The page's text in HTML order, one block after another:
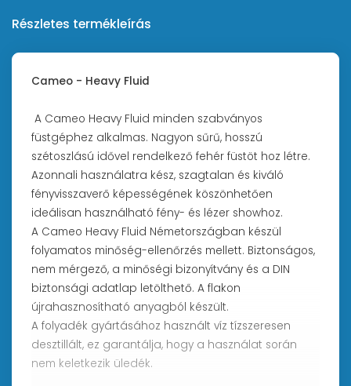
Részletes termékleírás
Cameo - Heavy Fluid
A Cameo Heavy Fluid minden szabványos
füstgéphez alkalmas. Nagyon sűrű, hosszú
szétoszlású idővel rendelkező fehér füstöt hoz létre.
Azonnali használatra kész, szagtalan és kiváló
fényvisszaverő képességének köszönhetően
ideálisan használható fény- és lézer showhoz.
A Cameo Heavy Fluid Németországban készül
folyamatos minőség-ellenőrzés mellett. Biztonságos,
nem mérgező, a minőségi bizonyítvány és a DIN
biztonsági adatlap letölthető. A flakon
újrahasznosítható anyagból készült.
A folyadék gyártásához használt víz tízszeresen
desztillált, ez garantálja, hogy a használat során
nem keletkezik üledék.